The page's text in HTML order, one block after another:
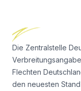
Die Zentralstelle
Flechten
den neuesten